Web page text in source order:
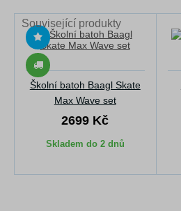
Související produkty
Školní batoh Baagl Skate
Max Wave set
2699 Kč
Skladem do 2 dnů